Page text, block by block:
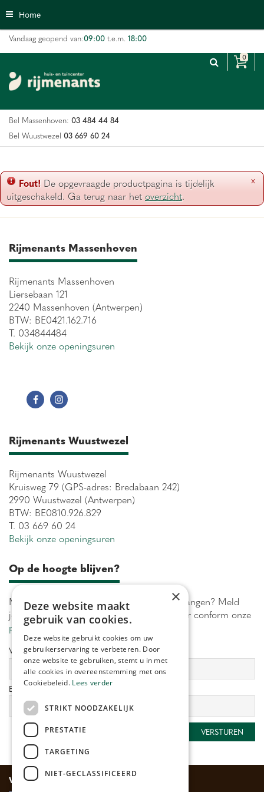
n
n
n
Home
Vandaag geopend van:09:00 t.e.m. 18:00
Bel Massenhoven: 03 484 44 84
Bel Wuustwezel 03 669 60 24
x
Fout! De opgevraagde productpagina is tijdelijk
uitgeschakeld. Ga terug naar het overzicht.
Rijmenants Massenhoven
Rijmenants Massenhoven
Liersebaan 121
2240 Massenhoven (Antwerpen)
BTW: BE0421.162.716
T. 034844484
Bekijk onze openingsuren
Rijmenants Wuustwezel
Rijmenants Wuustwezel
Kruisweg 79 (GPS-adres: Bredabaan 242)
2990 Wuustwezel (Antwerpen)
BTW: BE0810.926.829
T. 03 669 60 24
Bekijk onze openingsuren
Op de hoogte blijven?
Maximaal 1 keer per week onze acties ontvangen? Meld
je aan! Wij verwerken jouw gegevens secuur conform onze
privacy policy.
Voornaam: Achternaam:
E-mailadres:
Veilig betalen
×
Deze website maakt
gebruik van cookies.
Deze website gebruikt cookies om uw
gebruikerservaring te verbeteren. Door
onze website te gebruiken, stemt u in met
alle cookies in overeenstemming met ons
Cookiebeleid. Lees verder
STRIKT NOODZAKELIJK
PRESTATIE
TARGETING
NIET-GECLASSIFICEERD